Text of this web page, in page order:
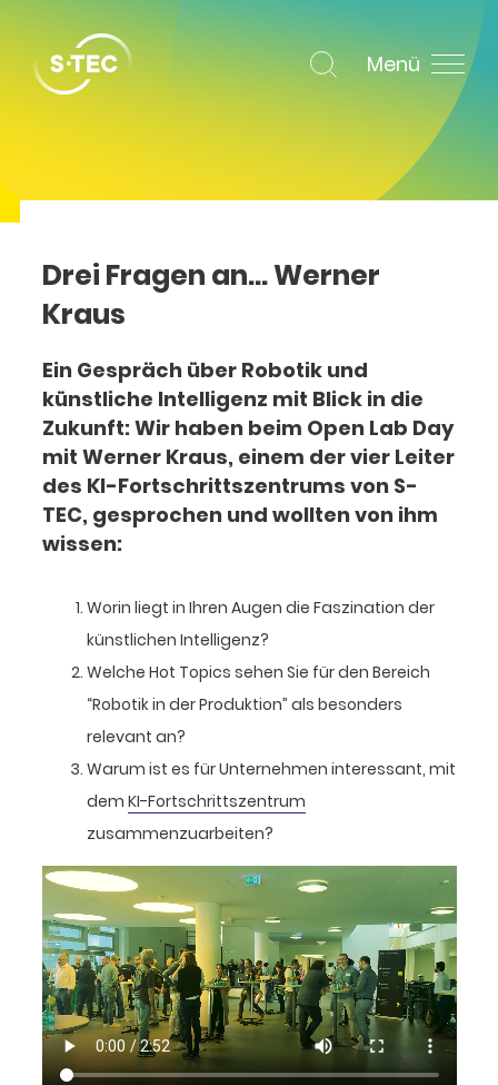
Menü
Drei Fragen an… Werner
Kraus
Ein Gespräch über Robotik und
künstliche Intelligenz mit Blick in die
Zukunft:Wir haben beim Open Lab Day
mit Werner Kraus, einem der vier Leiter
des KI-Fortschrittszentrums von S-
TEC, gesprochen und wollten von ihm
wissen:
Worin liegt in Ihren Augen die Faszination der
künstlichen Intelligenz?
Welche Hot Topics sehen Sie für den Bereich
“Robotik in der Produktion” als besonders
relevant an?
Warum ist es für Unternehmen interessant, mit
dem KI-Fortschrittszentrum
zusammenzuarbeiten?